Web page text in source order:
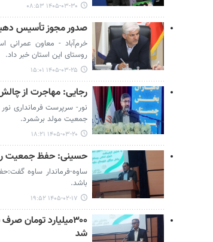
۱۴۰۵-۰۳-۳۰ ۰۸:۵۳
صدور مجوز تأسیس دهیاری برای ۲۵
روستای این استان خبر داد.
۱۴۰۵-۰۳-۲۵ ۱۵:۰۱
رجایی: مهاجرت از
نور- سرپرست فرمانداری
جمعیت مولد برشمرد.
۱۴۰۵-۰۳-۲۰ ۱۸:۲۱
حسینی: حفظ جمعیت
ساوه-فرماندار ساوه
باشد.
۱۴۰۵-۰۲-۱۷ ۱۹:۵۲
۳۰۰میلیارد تومان
شد